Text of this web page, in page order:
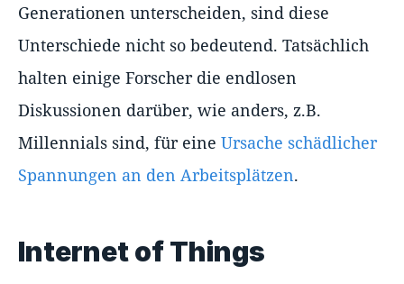
Generationen unterscheiden, sind diese
Unterschiede nicht so bedeutend. Tatsächlich
halten einige Forscher die endlosen
Diskussionen darüber, wie anders, z.B.
Millennials sind, für eine Ursache schädlicher
Spannungen an den Arbeitsplätzen.
Internet of Things